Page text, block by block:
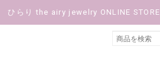
ひらり the airy jewelry ONLINE STORE